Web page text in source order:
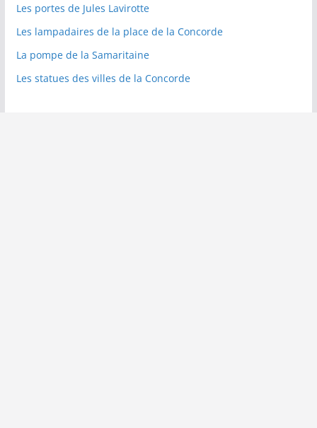
Les portes de Jules Lavirotte
Les lampadaires de la place de la Concorde
La pompe de la Samaritaine
Les statues des villes de la Concorde